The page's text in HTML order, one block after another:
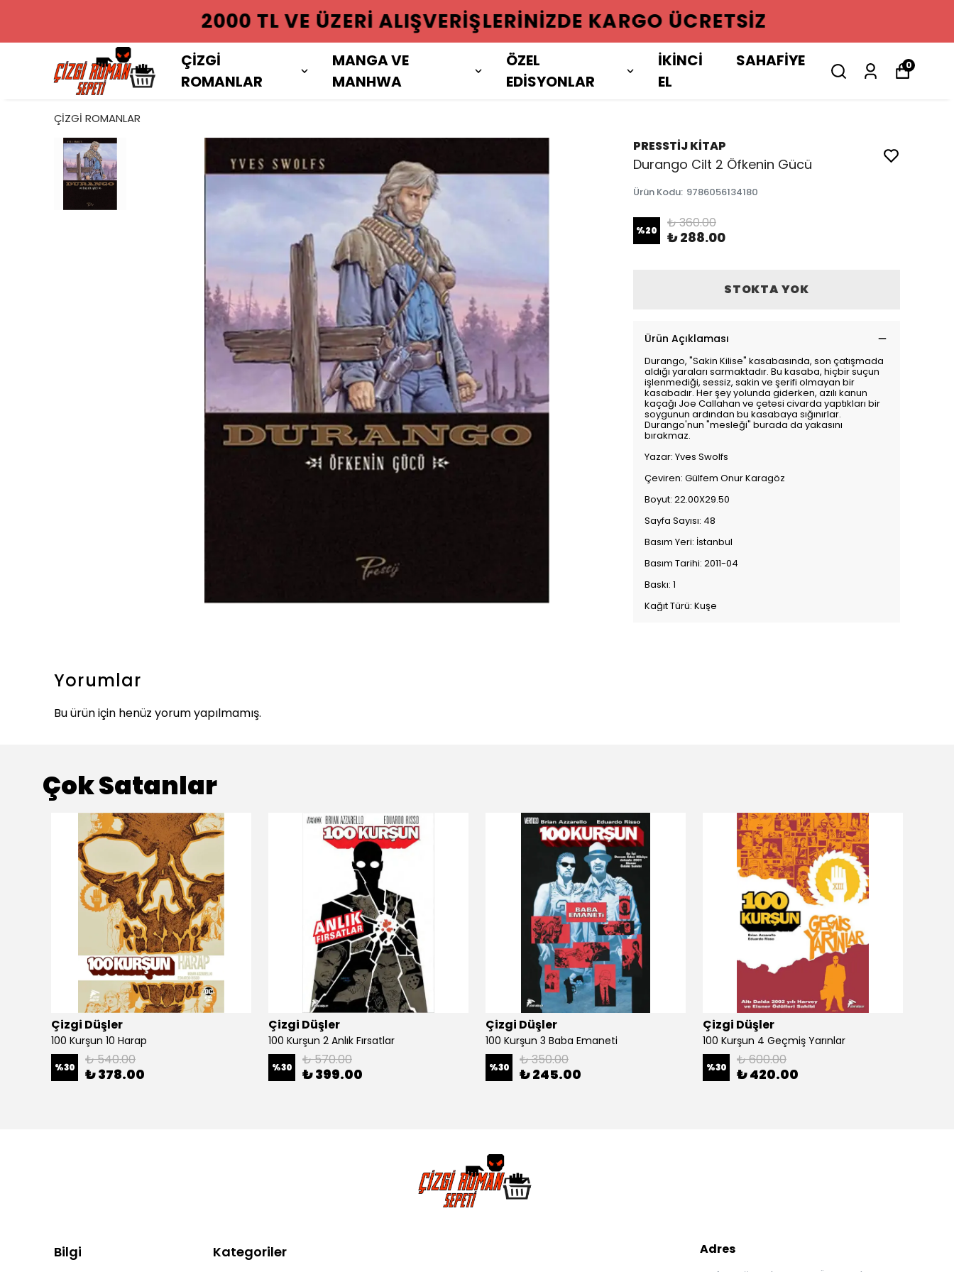
2000 TL VE ÜZERI ALIŞVERIŞLERINIZDE KARGO ÜCRETSIZ
ÇİZGİ
ROMANLAR
MANGA VE
MANHWA
ÖZEL
EDİSYONLAR
İKİNCİ
EL
SAHAFİYE 0
ÇİZGİ ROMANLAR
PRESSTİJ KİTAP
Durango Cilt 2 Öfkenin Gücü
Ürün Kodu: 9786056134180
%20 ₺ 360.00
₺ 288.00
STOKTA YOK
Ürün Açıklaması
Durango, "Sakin Kilise" kasabasında, son çatışmada
aldığı yaraları sarmaktadır. Bu kasaba, hiçbir suçun
işlenmediği, sessiz, sakin ve şerifi olmayan bir
kasabadır. Her şey yolunda giderken, azılı kanun
kaçağı Joe Callahan ve çetesi civarda yaptıkları bir
soygunun ardından bu kasabaya sığınırlar.
Durango'nun "mesleği" burada da yakasını
bırakmaz.
Yazar: Yves Swolfs
Çeviren: Gülfem Onur Karagöz
Boyut: 22.00X29.50
Sayfa Sayısı: 48
Basım Yeri: İstanbul
Basım Tarihi: 2011-04
Baskı: 1
Kağıt Türü: Kuşe
Yorumlar
Bu ürün için henüz yorum yapılmamış.
Çok Satanlar
Çizgi Düşler
100 Kurşun 10 Harap
%30 ₺ 540.00
₺ 378.00
Çizgi Düşler
100 Kurşun 2 Anlık Fırsatlar
%30 ₺ 570.00
₺ 399.00
Çizgi Düşler
100 Kurşun 3 Baba Emaneti
%30 ₺ 350.00
₺ 245.00
Çizgi Düşler
100 Kurşun 4 Geçmiş Yarınlar
%30 ₺ 600.00
₺ 420.00
Bilgi Kategoriler
Adres